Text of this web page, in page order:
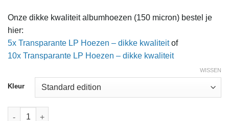
Onze dikke kwaliteit albumhoezen (150 micron) bestel je
hier:
5x Transparante LP Hoezen – dikke kwaliteitof
10x Transparante LP Hoezen – dikke kwaliteit
Kleur
WISSEN
Driving Slow Motion - Adrift:Abyss aantal